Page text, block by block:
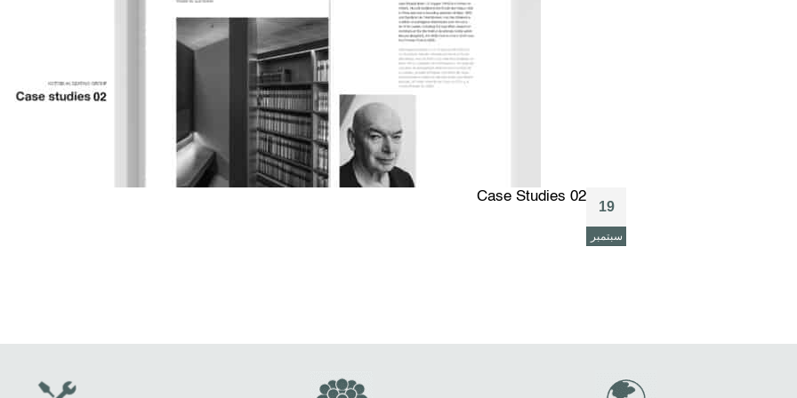
19
سبتمبر
Case Studies 02